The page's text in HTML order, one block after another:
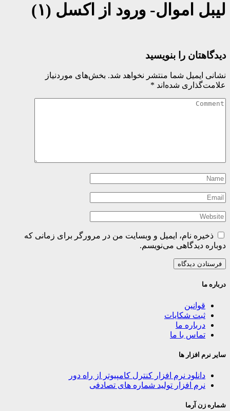
لیبل اموال- ورود از اکسل (۱)
دیدگاهتان را بنویسید
نشانی ایمیل شما منتشر نخواهد شد. بخش‌های موردنیاز
علامت‌گذاری شده‌اند *
ذخیره نام، ایمیل و وبسایت من در مرورگر برای زمانی که
دوباره دیدگاهی می‌نویسم.
درباره ما
قوانین
ثبت شکایات
درباره ما
تماس با ما
سایر نرم افزار ها
دانلود نرم افزار کنترل کامپیوتر از راه دور
نرم افزار تولید شماره های تصادفی
شماره زن آرما